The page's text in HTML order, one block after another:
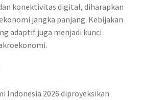
konektivitas digital, diharapkan
jangka panjang. Kebijakan
adaptif juga menjadi kunci
Indonesia 2026 diproyeksikan